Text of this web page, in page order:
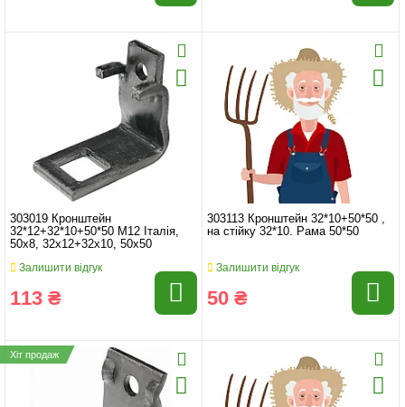
303019 Кронштейн
32*12+32*10+50*50 M12 Італія,
50x8, 32x12+32x10, 50x50
Залишити відгук
113 ₴
303113 Кронштейн 32*10+50*50 ,
на стійку 32*10. Рама 50*50
Залишити відгук
50 ₴
Хіт продаж